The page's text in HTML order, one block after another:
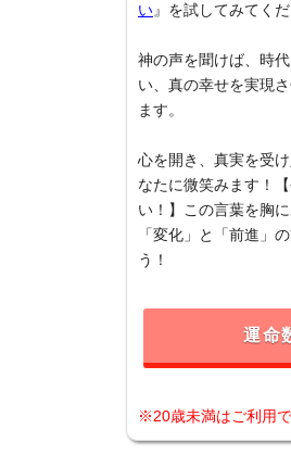
い 』を試してみてくだ
神の声を聞けば、時
い、真の幸せを実現
ます。
心を開き、真実を受
なたに微笑みます！
い！】この言葉を胸
「変化」と「前進」
う！
運命
※20歳未満はご利用